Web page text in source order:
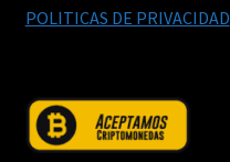
POLITICAS DE PRIVACIDAD